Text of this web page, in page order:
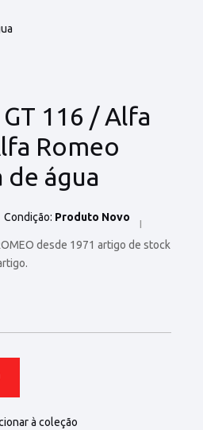
116 / Alfa
Romeo
de água
Condição: Produto Novo
desde 1971 artigo de stock
à coleção